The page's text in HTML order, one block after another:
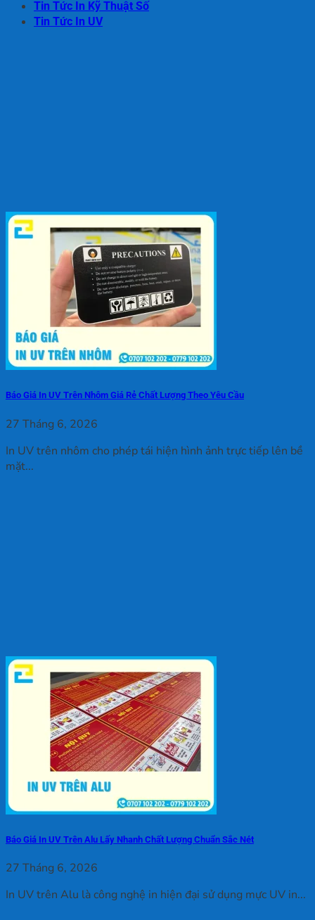
Tin Tức In Kỹ Thuật Số
Tin Tức In UV
Báo Giá In UV Trên Nhôm Giá Rẻ Chất Lượng Theo Yêu Cầu
27 Tháng 6, 2026
In UV trên nhôm cho phép tái hiện hình ảnh trực tiếp lên bề
mặt...
Báo Giá In UV Trên Alu Lấy Nhanh Chất Lượng Chuẩn Sắc Nét
27 Tháng 6, 2026
In UV trên Alu là công nghệ in hiện đại sử dụng mực UV in...